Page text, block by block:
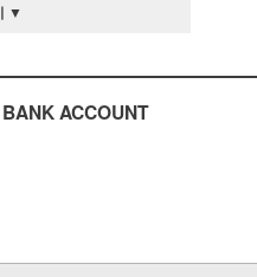
▼
BANK ACCOUNT